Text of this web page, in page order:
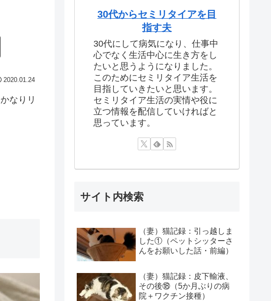
2020.01.24
なりリ
30代からセミリタイアを目
指す夫
30代にして病気になり、仕事中
心でなく生活中心に生き方をし
たいと思うようになりました。
このためにセミリタイア生活を
目指していきたいと思います。
セミリタイア生活の実情や役に
立つ情報を配信していければと
思っています。
サイト内検索
（妻）猫記録：引っ越しま
した①（ペットシッターさ
んをお願いした話・前編）
（妻）猫記録：皮下輸液、
その後⑱（5か月ぶりの病
院＋ワクチン接種）